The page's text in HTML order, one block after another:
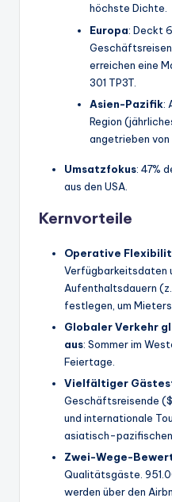
höchste Dichte.
Europa: Deckt
erreichen eine
301 TP3T.
Asien-Pazifik:
Region
angetrieben von
Umsatzfokus: 47%
aus den USA.
Kernvorteile
Operative
Verfügbarkeitsdaten
Aufenthaltsdauern
festlegen, um
Globaler Verkehr
aus: Sommer im
Feiertage.
Vielfältiger
Geschäftsreisende
und internationale
asiatisch-pazifischen
Zwei-Wege-
Qualitätsgäste.
werden über den